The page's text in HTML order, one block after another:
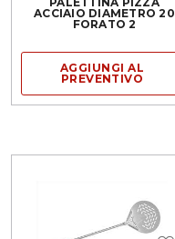
ACCIAIO DIAMETRO 20
FORATO 2
AGGIUNGI AL
PREVENTIVO